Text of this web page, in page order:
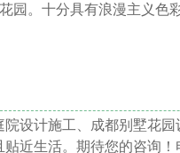
园。十分具有浪漫主义色彩
设计施工、成都别墅花
近生活。期待您的咨询！